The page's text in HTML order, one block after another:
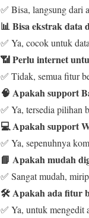
✅ Bisa, langsung dari
📊 Bisa ekstrak data
✅ Ya, cocok untuk
📶 Perlu internet
✅ Tidak, semua fitur
🧠 Apakah support
✅ Ya, tersedia pilihan
💻 Apakah support
✅ Ya, sepenuhnya
📘 Apakah mudah
✅ Sangat mudah,
🛠️ Apakah ada fitur
✅ Ya, untuk mengedit